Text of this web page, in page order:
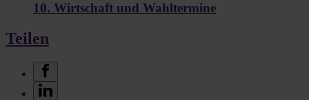
10. Wirtschaft und Wahltermine
Teilen